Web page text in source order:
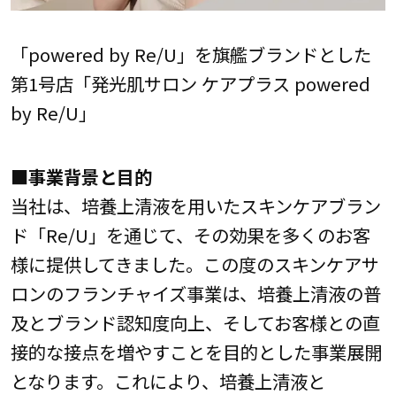
「powered by Re/U」を旗艦ブランドとした
第1号店「発光肌サロン ケアプラス powered
by Re/U」
■事業背景と目的
当社は、培養上清液を用いたスキンケアブラン
ド「Re/U」を通じて、その効果を多くのお客
様に提供してきました。この度のスキンケアサ
ロンのフランチャイズ事業は、培養上清液の普
及とブランド認知度向上、そしてお客様との直
接的な接点を増やすことを目的とした事業展開
となります。これにより、培養上清液と